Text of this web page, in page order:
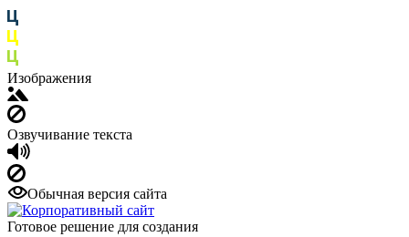
Изображения
Озвучивание текста
Обычная версия сайта
Готовое решение для создания